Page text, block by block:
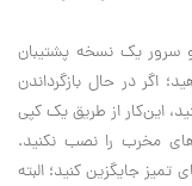
و سرور یک نسخه پشتیبان
اگر در حال بازگرداندن
این‌کار از طریق یک کپی
مخرب را نصب نکنید.
تمیز جایگزین کنید؛ البته